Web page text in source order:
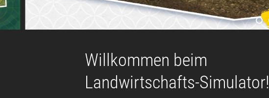
Willkommen beim
Landwirtschafts-Simulator!